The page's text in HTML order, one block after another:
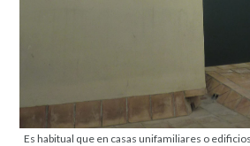
Es habitual que en casas unifamiliares o